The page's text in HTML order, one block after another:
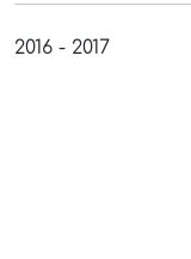
2016 - 2017